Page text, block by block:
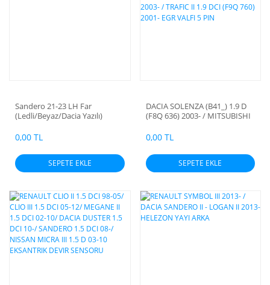
Sandero 21-23 LH Far
(Ledli/Beyaz/Dacia Yazılı)
0,00 TL
SEPETE EKLE
DACIA SOLENZA (B41_) 1.9 D
(F8Q 636) 2003- / MITSUBISHI
2006 / KANGOO 1.9 DCI (F9Q
790) 2003- / TRAFIC II 1.9 DCI
(F9Q 760) 2001- EGR VALFI 5
PIN
0,00 TL
SEPETE EKLE